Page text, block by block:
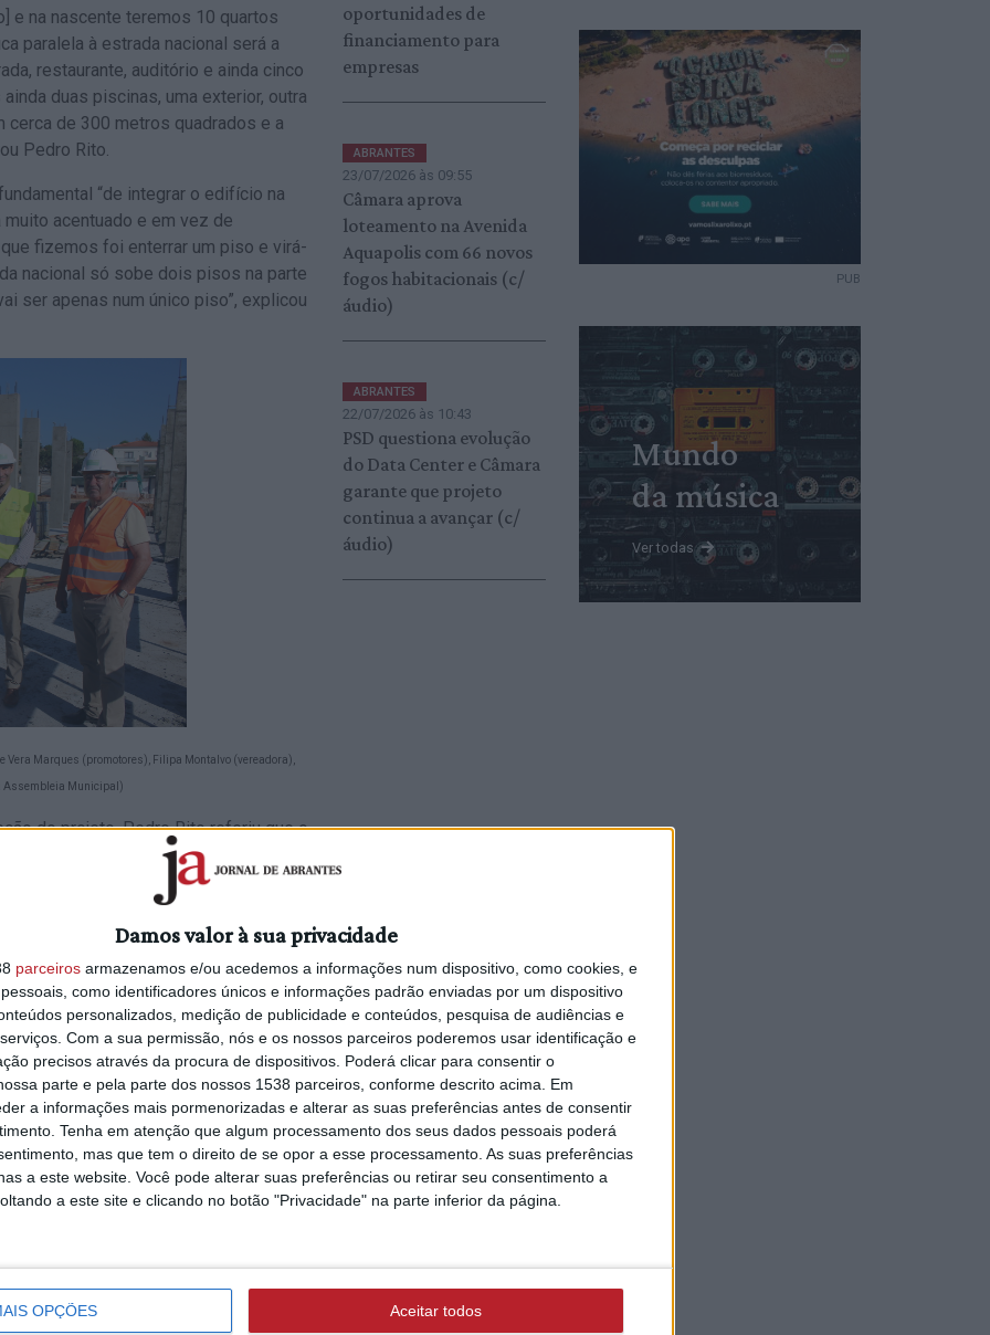
Damos valor à sua privacidade
parceiros armazenamos e/ou acedemos a informações num dispositivo, como cookies, e
como identificadores únicos e informações padrão enviadas por um dispositivo
personalizados, medição de publicidade e conteúdos, pesquisa de audiências e
Com a sua permissão, nós e os nossos parceiros poderemos usar identificação e
precisos através da procura de dispositivos. Poderá clicar para consentir o
parte e pela parte dos nossos 1538 parceiros, conforme descrito acima. Em
a informações mais pormenorizadas e alterar as suas preferências antes de consentir
Tenha em atenção que algum processamento dos seus dados pessoais poderá
mas que tem o direito de se opor a esse processamento. As suas preferências
a este website. Você pode alterar suas preferências ou retirar seu consentimento a
a este site e clicando no botão "Privacidade" na parte inferior da página.
OPÇÕES Aceitar todos
e na nascente teremos 10 quartos
paralela à estrada nacional será a
restaurante, auditório e ainda cinco
duas piscinas, uma exterior, outra
cerca de 300 metros quadrados e a
Pedro Rito.
“de integrar o edifício na
acentuado e em vez de
fizemos foi enterrar um piso e virá-
nacional só sobe dois pisos na parte
ser apenas num único piso”, explicou
Vera Marques (promotores), Filipa Montalvo (vereadora)
Assembleia Municipal)
do projeto. Pedro Rito referiu que o
de águas e que se vão construir
para o esgoto público e
de lavatórios e banheiras, vai para um
no edifício para as descargas
na cobertura do edifício. O hotel
que seja o mais autónomo
que neste momento está-se “a
terço do volume da obra”, que deve
“pelo menos antes do próximo
Sociedade de Exploração e
hotel, considerou que a nova
e poderá “dar algo mais à
oportunidades de
financiamento para
empresas
ABRANTES
23/07/2026 às 09:55
Câmara aprova
loteamento na Avenida
Aquapolis com 66 novos
fogos habitacionais (c/
áudio)
ABRANTES
22/07/2026 às 10:43
PSD questiona evolução
do Data Center e Câmara
garante que projeto
continua a avançar (c/
áudio)
PUB
Mundo
da música
Ver todas